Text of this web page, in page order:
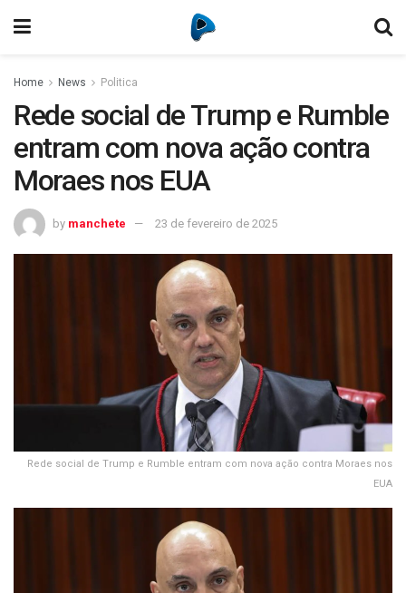
Home News Politica
Rede social de Trump e Rumble
entram com nova ação contra
Moraes nos EUA
by manchete 23 de fevereiro de 2025
Rede social de Trump e Rumble entram com nova ação contra Moraes nos
EUA